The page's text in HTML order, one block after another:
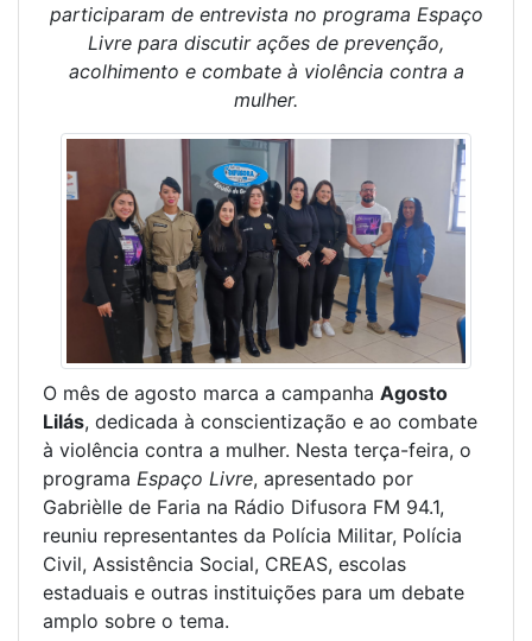
participaram de entrevista no programa Espaço
Livre para discutir ações de prevenção,
acolhimento e combate à violência contra a
mulher.
O mês de agosto marca a campanha Agosto
Lilás, dedicada à conscientização e ao combate
à violência contra a mulher. Nesta terça-feira, o
programa Espaço Livre, apresentado por
Gabrièlle de Faria na Rádio Difusora FM 94.1,
reuniu representantes da Polícia Militar, Polícia
Civil, Assistência Social, CREAS, escolas
estaduais e outras instituições para um debate
amplo sobre o tema.